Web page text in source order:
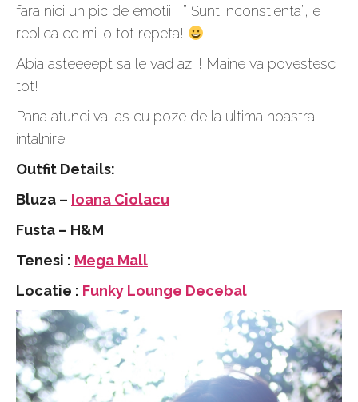
fara nici un pic de emotii ! ” Sunt inconstienta”, e
replica ce mi-o tot repeta!
Abia asteeeept sa le vad azi ! Maine va povestesc
tot!
Pana atunci va las cu poze de la ultima noastra
intalnire.
Outfit Details:
Bluza – Ioana Ciolacu
Fusta – H&M
Tenesi : Mega Mall
Locatie : Funky Lounge Decebal